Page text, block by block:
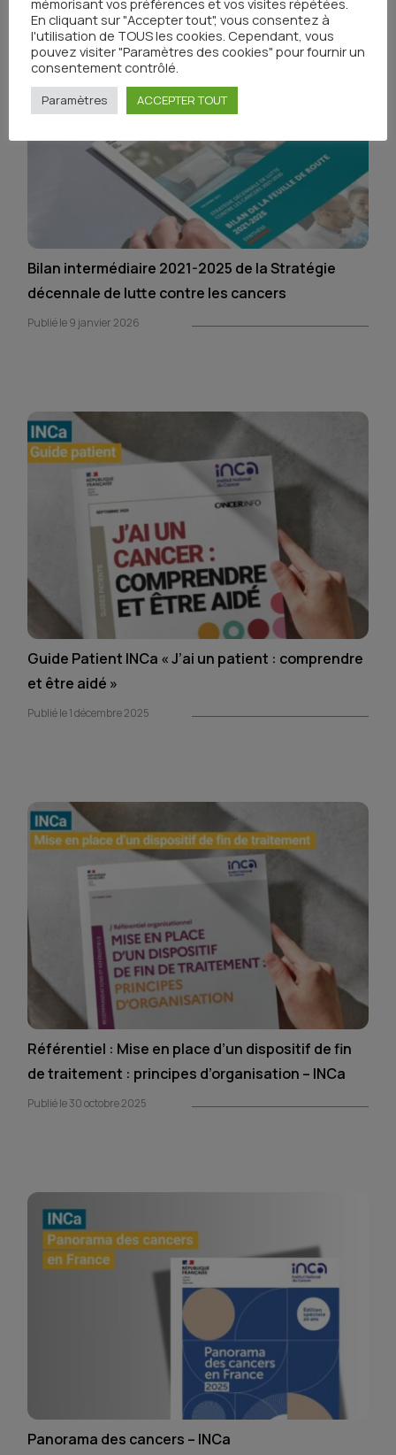
Bilan intermédiaire 2021-2025 de la Stratégie
décennale de lutte contre les cancers
Publié le 9 janvier 2026
Guide Patient INCa « J’ai un patient : comprendre
et être aidé »
Publié le 1 décembre 2025
Référentiel : Mise en place d’un dispositif de fin
de traitement : principes d’organisation – INCa
Publié le 30 octobre 2025
Panorama des cancers – INCa
En cliquant sur "Accepter tout", vous consentez à
l'utilisation de TOUS les cookies. Cependant, vous
pouvez visiter "Paramètres des cookies" pour fournir un
consentement contrôlé.
Paramètres ACCEPTER TOUT